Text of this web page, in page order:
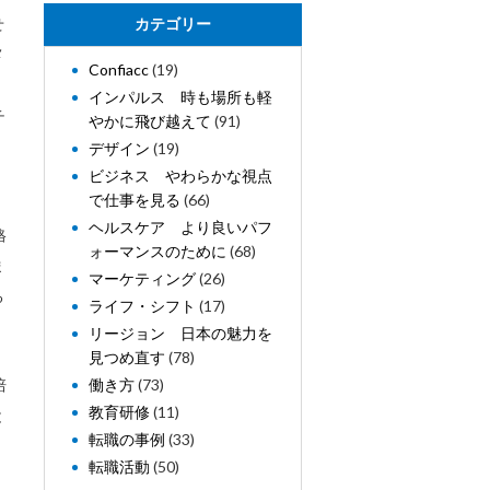
カテゴリー
Confiacc(19)
インパルス 時も場所も軽
やかに飛び越えて (91)
デザイン (19)
ビジネス やわらかな視点
で仕事を見る (66)
ヘルスケア より良いパフ
ォーマンスのために (68)
マーケティング(26)
ライフ・シフト (17)
リージョン 日本の魅力を
見つめ直す (78)
働き方(73)
教育研修(11)
転職の事例 (33)
転職活動 (50)